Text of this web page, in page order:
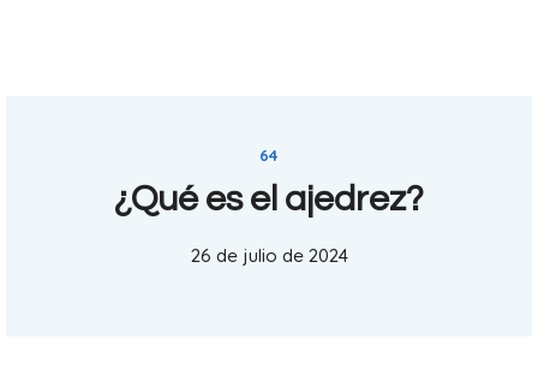
64
¿Qué es el ajedrez?
26 de julio de 2024